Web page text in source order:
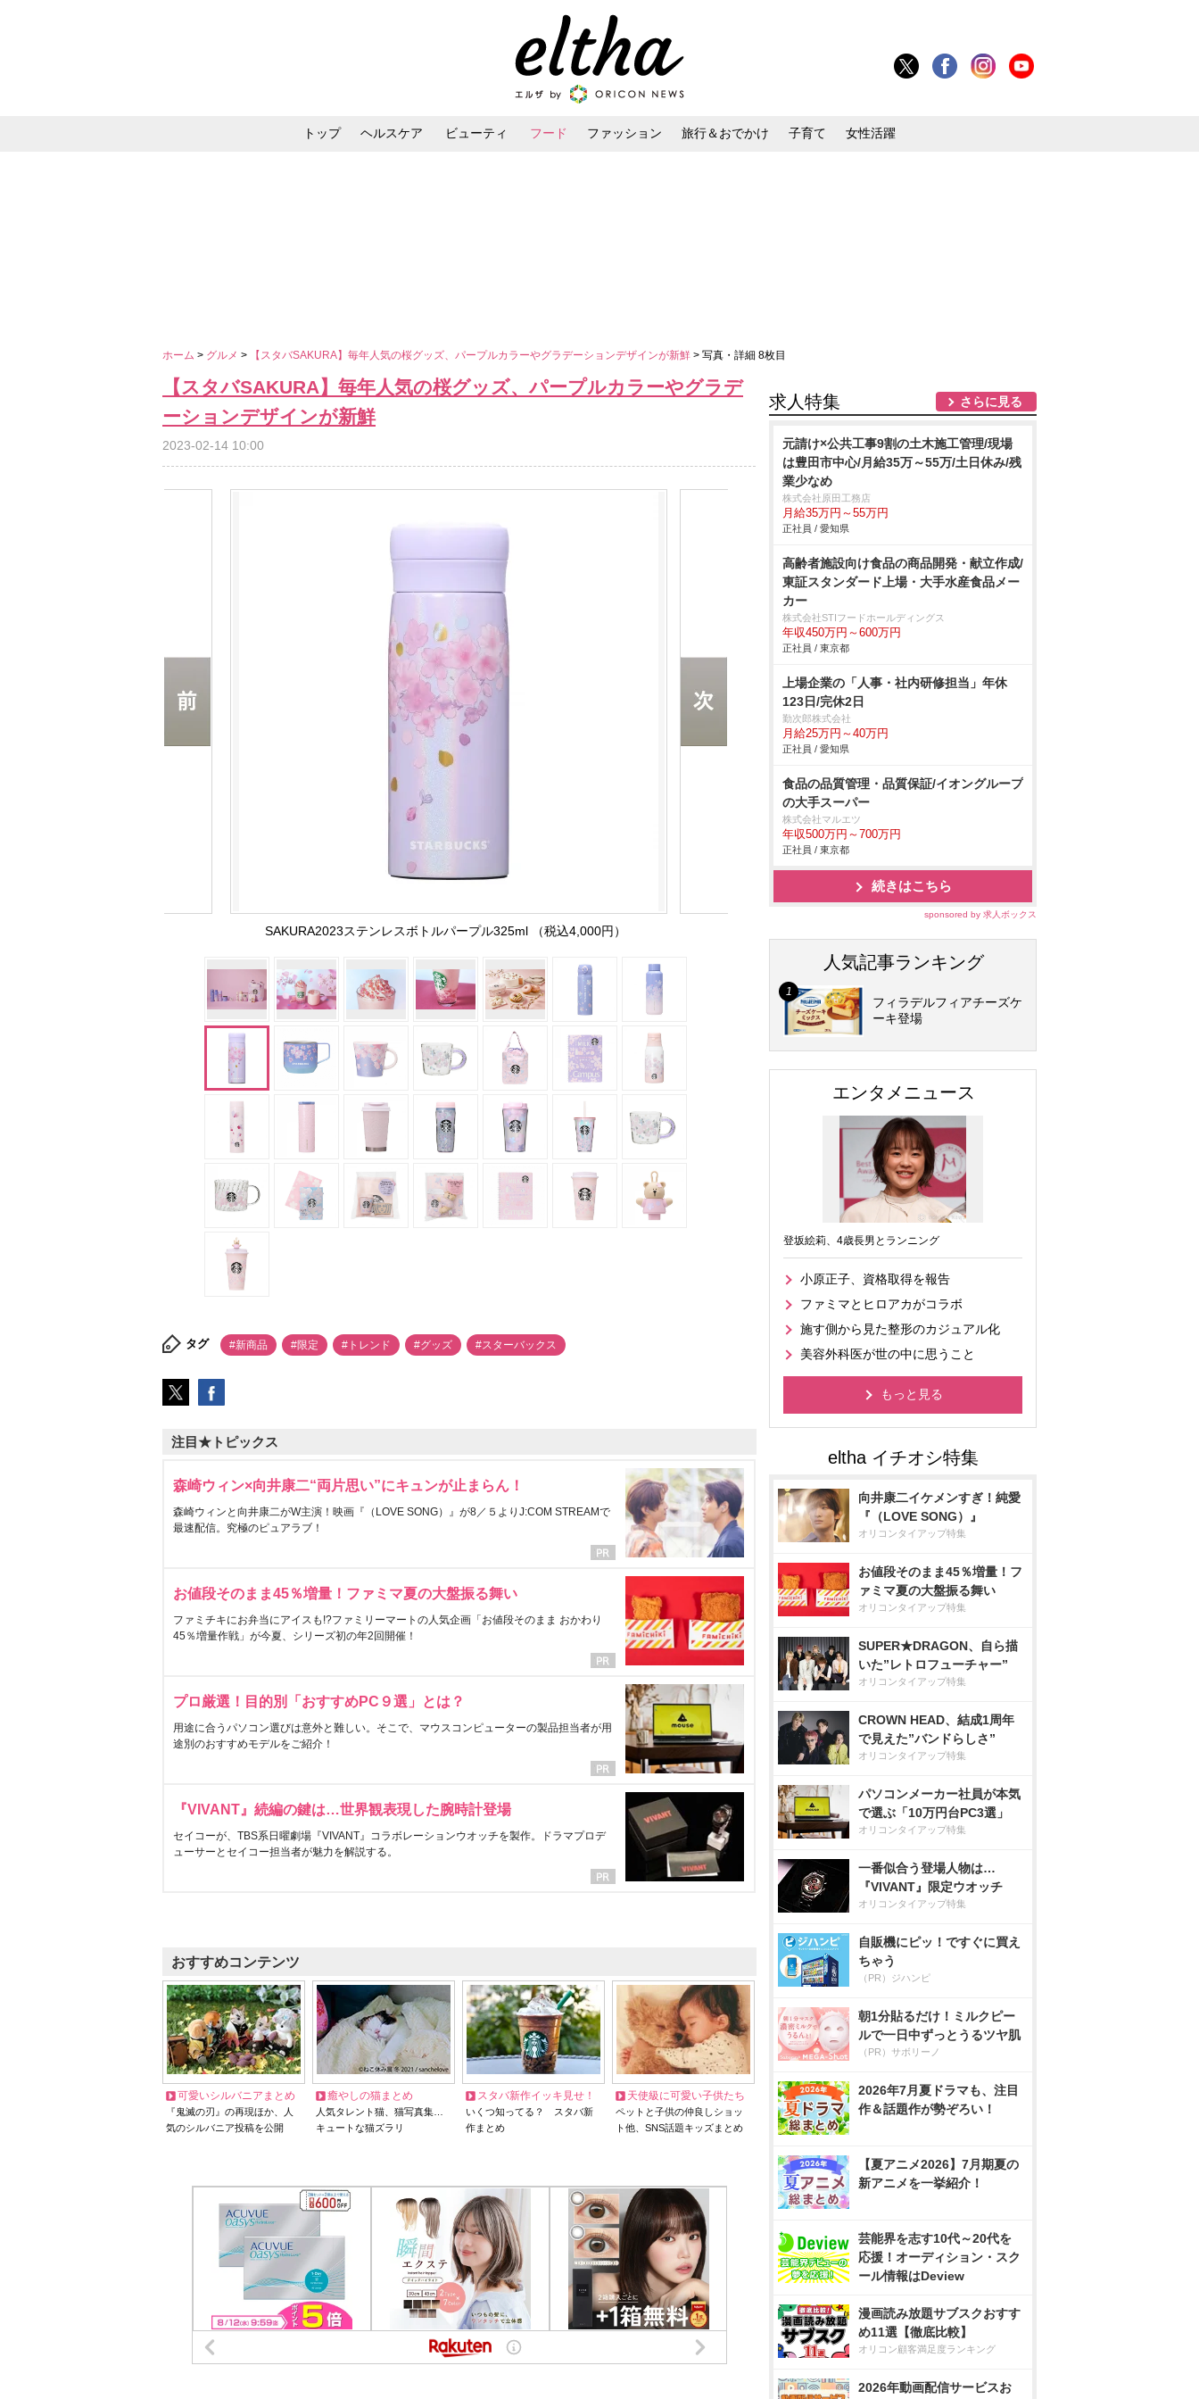
トップ ヘルスケア ビューティ フード ファッション 旅行＆おでかけ 子育て 女性活躍
ホーム > グルメ > 【スタバSAKURA】毎年人気の桜グッズ、パープルカラーやグラデーションデザインが新鮮 > 写真・詳細 8枚目
【スタバSAKURA】毎年人気の桜グッズ、パープルカラーやグラデ
ーションデザインが新鮮
2023-02-14 10:00
SAKURA2023ステンレスボトルパープル325ml （税込4,000円）
タグ #新商品 #限定 #トレンド #グッズ #スターバックス
注目★トピックス
森崎ウィン×向井康二“両片思い”にキュンが止まらん！
森崎ウィンと向井康二がW主演！映画『（LOVE SONG）』が8／５よりJ:COM STREAMで
最速配信。究極のピュアラブ！
お値段そのまま45％増量！ファミマ夏の大盤振る舞い
ファミチキにお弁当にアイスも!?ファミリーマートの人気企画「お値段そのまま おかわり
45％増量作戦」が今夏、シリーズ初の年2回開催！
プロ厳選！目的別「おすすめPC９選」とは？
用途に合うパソコン選びは意外と難しい。そこで、マウスコンピューターの製品担当者が用
途別のおすすめモデルをご紹介！
『VIVANT』続編の鍵は…世界観表現した腕時計登場
セイコーが、TBS系日曜劇場『VIVANT』コラボレーションウオッチを製作。ドラマプロデ
ューサーとセイコー担当者が魅力を解説する。
おすすめコンテンツ
可愛いシルバニアまとめ
『鬼滅の刃』の再現ほか、人
気のシルバニア投稿を公開
癒やしの猫まとめ
人気タレント猫、猫写真集…
キュートな猫ズラリ
スタバ新作イッキ見せ！
いくつ知ってる？ スタバ新
作まとめ
天使級に可愛い子供たち
ペットと子供の仲良しショッ
ト他、SNS話題キッズまとめ
求人特集 さらに見る
元請け×公共工事9割の土木施工管理/現場
は豊田市中心/月給35万～55万/土日休み/残
業少なめ
株式会社原田工務店
月給35万円～55万円
正社員 / 愛知県
高齢者施設向け食品の商品開発・献立作成/
東証スタンダード上場・大手水産食品メー
カー
株式会社STIフードホールディングス
年収450万円～600万円
正社員 / 東京都
上場企業の「人事・社内研修担当」年休
123日/完休2日
勤次郎株式会社
月給25万円～40万円
正社員 / 愛知県
食品の品質管理・品質保証/イオングループ
の大手スーパー
株式会社マルエツ
年収500万円～700万円
正社員 / 東京都
続きはこちら
sponsored by 求人ボックス
人気記事ランキング
フィラデルフィアチーズケ
ーキ登場
エンタメニュース
登坂絵莉、4歳長男とランニング
小原正子、資格取得を報告
ファミマとヒロアカがコラボ
施す側から見た整形のカジュアル化
美容外科医が世の中に思うこと
もっと見る
向井康二イケメンすぎ！純愛
『（LOVE SONG）』
オリコンタイアップ特集
お値段そのまま45％増量！フ
ァミマ夏の大盤振る舞い
オリコンタイアップ特集
SUPER★DRAGON、自ら描
いた”レトロフューチャー”
オリコンタイアップ特集
CROWN HEAD、結成1周年
で見えた”バンドらしさ”
オリコンタイアップ特集
パソコンメーカー社員が本気
で選ぶ「10万円台PC3選」
オリコンタイアップ特集
一番似合う登場人物は…
『VIVANT』限定ウオッチ
オリコンタイアップ特集
自販機にピッ！ですぐに買え
ちゃう
（PR）ジハンピ
朝1分貼るだけ！ミルクピー
ルで一日中ずっとうるツヤ肌
（PR）サボリーノ
2026年7月夏ドラマも、注目
作＆話題作が勢ぞろい！
【夏アニメ2026】7月期夏の
新アニメを一挙紹介！
芸能界を志す10代～20代を
応援！オーディション・スク
ール情報はDeview
漫画読み放題サブスクおすす
め11選【徹底比較】
オリコン顧客満足度ランキング
2026年動画配信サービスお